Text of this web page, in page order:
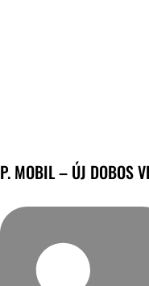
P. MOBIL – ÚJ DOBOS